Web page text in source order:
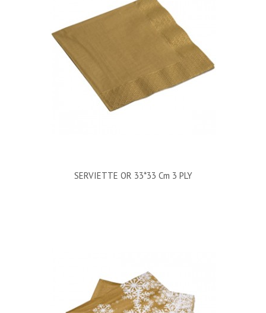
SERVIETTE OR 33*33 Cm 3 PLY